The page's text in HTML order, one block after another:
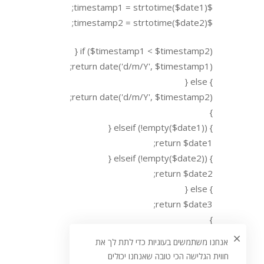
$timestamp1 = strtotime($date1);
$timestamp2 = strtotime($date2);
if ($timestamp1 < $timestamp2) {
return date('d/m/Y', $timestamp1);
} else {
return date('d/m/Y', $timestamp2);
}
} elseif (!empty($date1)) {
return $date1;
} elseif (!empty($date2)) {
return $date2;
} else {
return $date3;
}
אנחנו משתמשים בעוגיות כדי לתת לך את
חווית הגלישה הכי טובה שאנחנו יכולים